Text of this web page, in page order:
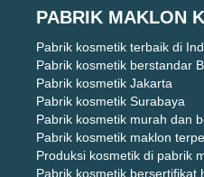
PABRIK MAKLON
Pabrik kosmetik terbaik di
Pabrik kosmetik berstandar
Pabrik kosmetik Jakarta
Pabrik kosmetik Surabaya
Pabrik kosmetik murah dan
Pabrik kosmetik maklon
Produksi kosmetik di pabrik
Pabrik kosmetik bersertifikat